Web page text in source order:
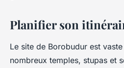
Planifier son
Le site de Borobudur est
nombreux temples, stupas et